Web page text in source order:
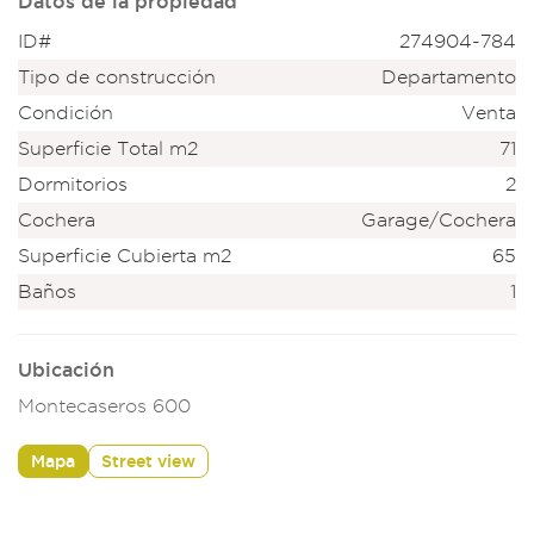
ID#
274904-784
Tipo de construcción
Departamento
Condición
Venta
Superficie Total m2
71
Dormitorios
2
Cochera
Garage/Cochera
Superficie Cubierta m2
65
Baños
1
Ubicación
Montecaseros 600
Mapa Street view